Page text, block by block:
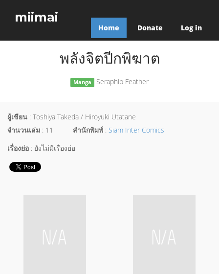
miimai
Home Donate Log in
พลังจิตปีกพิฆาต
Manga Seraphip Feather
ผู้เขียน : Toshiya Takeda / Hiroyuki Utatane
จำนวนเล่ม : 11 สำนักพิมพ์ : Siam Inter Comics
เรื่องย่อ : ยังไม่มีเรื่องย่อ